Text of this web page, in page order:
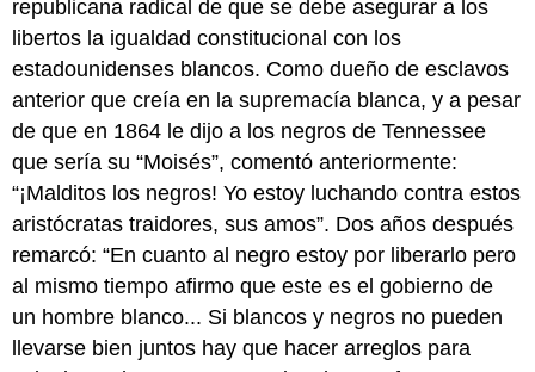
republicana radical de que se debe asegurar a los
libertos la igualdad constitucional con los
estadounidenses blancos. Como dueño de esclavos
anterior que creía en la supremacía blanca, y a pesar
de que en 1864 le dijo a los negros de Tennessee
que sería su “Moisés”, comentó anteriormente:
“¡Malditos los negros! Yo estoy luchando contra estos
aristócratas traidores, sus amos”. Dos años después
remarcó: “En cuanto al negro estoy por liberarlo pero
al mismo tiempo afirmo que este es el gobierno de
un hombre blanco... Si blancos y negros no pueden
llevarse bien juntos hay que hacer arreglos para